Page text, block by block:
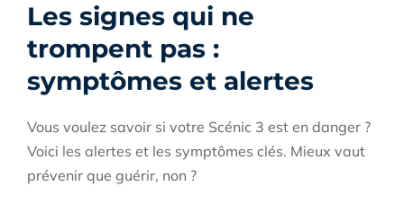
Les signes qui ne
trompent pas :
symptômes et alertes
Vous voulez savoir si votre Scénic 3 est en danger ?
Voici les alertes et les symptômes clés. Mieux vaut
prévenir que guérir, non ?